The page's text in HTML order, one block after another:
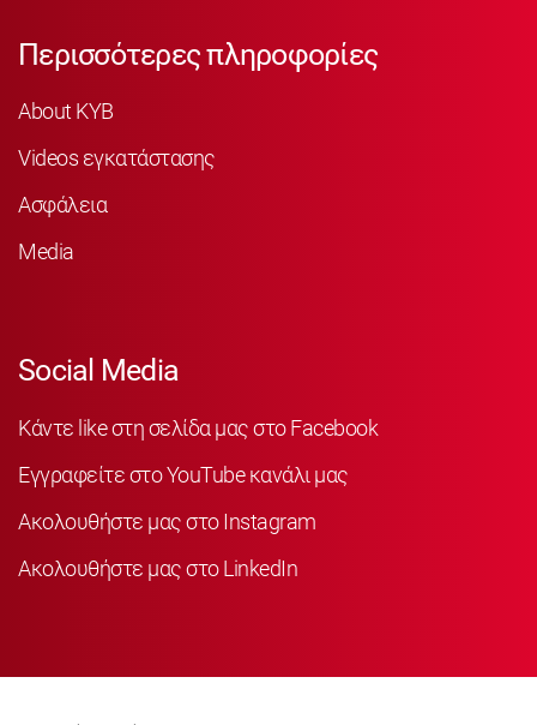
Περισσότερες πληροφορίες
About KYB
Videos εγκατάστασης
Ασφάλεια
Media
Social Media
Κάντε like στη σελίδα μας στο Facebook
Εγγραφείτε στο YouTube κανάλι μας
Ακολουθήστε μας στο Instagram
Ακολουθήστε μας στο LinkedIn